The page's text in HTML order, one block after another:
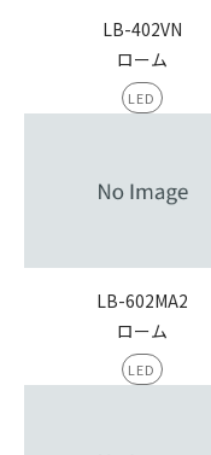
LB-402VN
ローム
LED
LB-602MA2
ローム
LED